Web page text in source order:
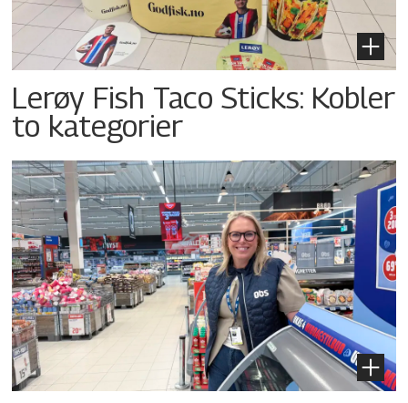
Lerøy Fish Taco Sticks: Kobler
to kategorier